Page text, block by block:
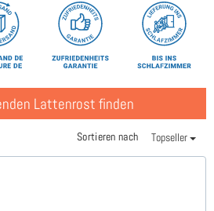
Lattenrost finden
Sortieren nach Topseller